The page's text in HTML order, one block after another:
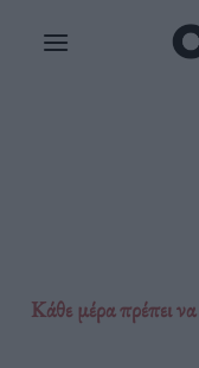
Κάθε μέρα πρέπει